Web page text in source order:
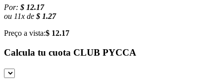
Por: $ 12.17
ou 11x de $ 1.27
Preço a vista:$ 12.17
Calcula tu cuota CLUB PYCCA